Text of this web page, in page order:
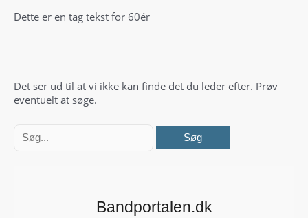
Dette er en tag tekst for 60ér
Det ser ud til at vi ikke kan finde det du leder efter. Prøv
eventuelt at søge.
efter:
Bandportalen.dk